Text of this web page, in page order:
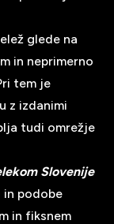
glede na
in neprimerno
tem je
z izdanimi
tudi omrežje
Slovenije
in podobe
in fiksnem